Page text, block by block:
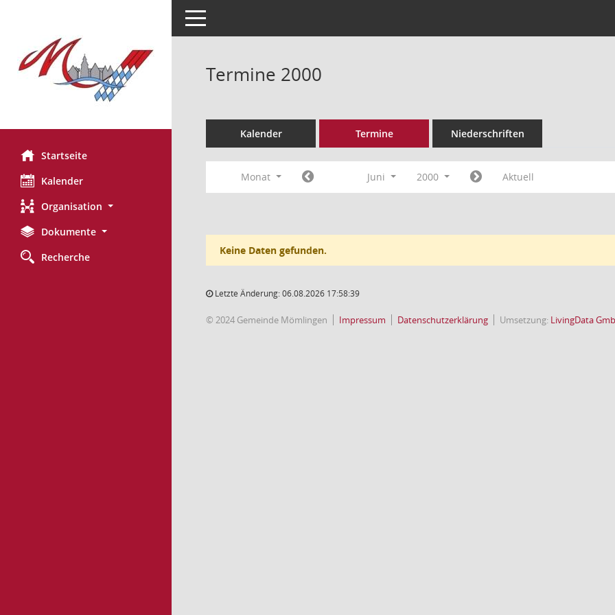
Startseite
Kalender
Organisation
Dokumente
Recherche
Toggle navigation
Termine 2000
Kalender Termine Niederschriften
Monat Juni 2000 Aktuell
Keine Daten gefunden.
Letzte Änderung: 06.08.2026 17:58:39
© 2024 Gemeinde Mömlingen Impressum Datenschutzerklärung Umsetzung: LivingData